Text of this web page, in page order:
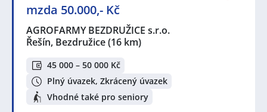
mzda 50.000,- Kč
AGROFARMY BEZDRUŽICE s.r.o.
Řešín, Bezdružice(16 km)
45 000 – 50 000 Kč
Plný úvazek, Zkrácený úvazek
Vhodné také pro seniory